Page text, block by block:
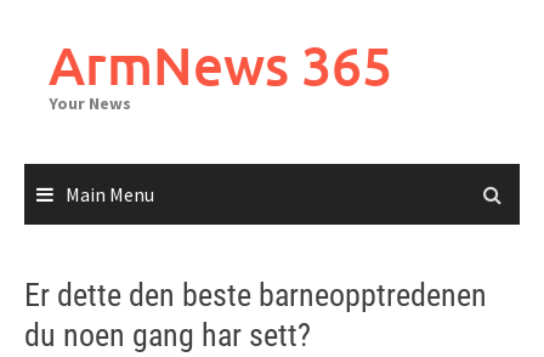
contentArmNews 365
Your News
Main Menu
Er dette den beste barneopptredenen
du noen gang har sett?